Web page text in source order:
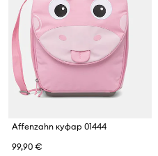
Affenzahn куфар 01444
99,90 €